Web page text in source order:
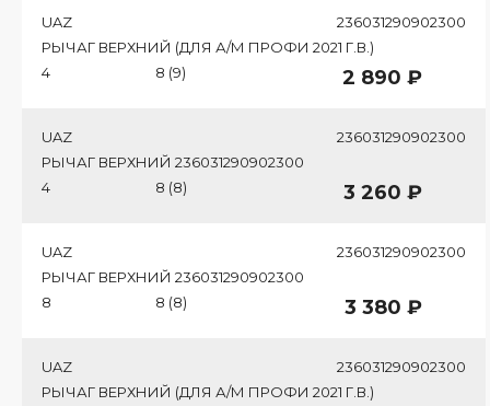
UAZ
236031290902300
РЫЧАГ ВЕРХНИЙ (ДЛЯ А/М ПРОФИ 2021 Г.В.)
4
8 (9) 2 890 ₽
UAZ
236031290902300
РЫЧАГ ВЕРХНИЙ 236031290902300
4
8 (8) 3 260 ₽
UAZ
236031290902300
РЫЧАГ ВЕРХНИЙ 236031290902300
8
8 (8) 3 380 ₽
UAZ
236031290902300
РЫЧАГ ВЕРХНИЙ (ДЛЯ А/М ПРОФИ 2021 Г.В.)